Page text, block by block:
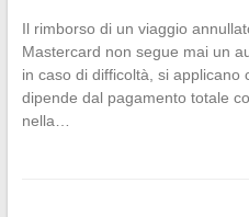
Il rimborso di un viaggio
Mastercard non segue mai un
in caso di difficoltà, si applicano
dipende dal pagamento totale
nella…